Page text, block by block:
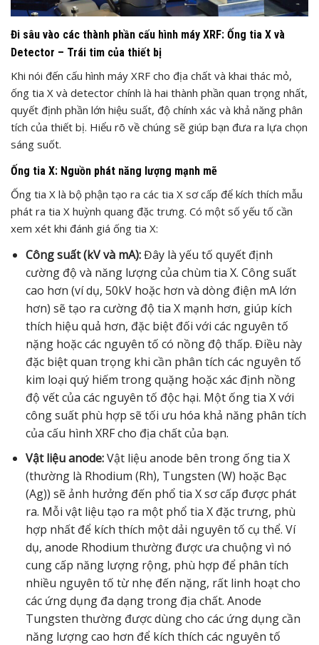
Đi sâu vào các thành phần cấu hình máy XRF: Ống tia X và
Detector – Trái tim của thiết bị
Khi nói đến cấu hình máy XRF cho địa chất và khai thác mỏ,
ống tia X và detector chính là hai thành phần quan trọng nhất,
quyết định phần lớn hiệu suất, độ chính xác và khả năng phân
tích của thiết bị. Hiểu rõ về chúng sẽ giúp bạn đưa ra lựa chọn
sáng suốt.
Ống tia X: Nguồn phát năng lượng mạnh mẽ
Ống tia X là bộ phận tạo ra các tia X sơ cấp để kích thích mẫu
phát ra tia X huỳnh quang đặc trưng. Có một số yếu tố cần
xem xét khi đánh giá ống tia X:
Công suất (kV và mA):Đây là yếu tố quyết định
cường độ và năng lượng của chùm tia X. Công suất
cao hơn (ví dụ, 50kV hoặc hơn và dòng điện mA lớn
hơn) sẽ tạo ra cường độ tia X mạnh hơn, giúp kích
thích hiệu quả hơn, đặc biệt đối với các nguyên tố
nặng hoặc các nguyên tố có nồng độ thấp. Điều này
đặc biệt quan trọng khi cần phân tích các nguyên tố
kim loại quý hiếm trong quặng hoặc xác định nồng
độ vết của các nguyên tố độc hại. Một ống tia X với
công suất phù hợp sẽ tối ưu hóa khả năng phân tích
của cấu hình XRF cho địa chất của bạn.
Vật liệu anode:Vật liệu anode bên trong ống tia X
(thường là Rhodium (Rh), Tungsten (W) hoặc Bạc
(Ag)) sẽ ảnh hưởng đến phổ tia X sơ cấp được phát
ra. Mỗi vật liệu tạo ra một phổ tia X đặc trưng, phù
hợp nhất để kích thích một dải nguyên tố cụ thể. Ví
dụ, anode Rhodium thường được ưa chuộng vì nó
cung cấp năng lượng rộng, phù hợp để phân tích
nhiều nguyên tố từ nhẹ đến nặng, rất linh hoạt cho
các ứng dụng đa dạng trong địa chất. Anode
Tungsten thường được dùng cho các ứng dụng cần
năng lượng cao hơn để kích thích các nguyên tố